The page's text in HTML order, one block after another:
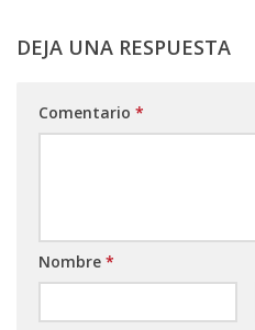
DEJA UNA RESPUESTA
Comentario *
Nombre *